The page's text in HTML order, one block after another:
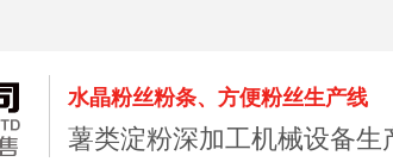
水晶粉丝粉条、方便粉丝生产线
薯类淀粉深加工机械设备生